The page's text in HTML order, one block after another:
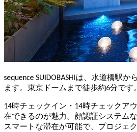
sequence SUIDOBASHIは、水道橋駅か
ます。東京ドームまで徒歩約6分です。
14時チェックイン・14時チェックア
在できるのが魅力。顔認証システム
スマートな滞在が可能で、プロジェ